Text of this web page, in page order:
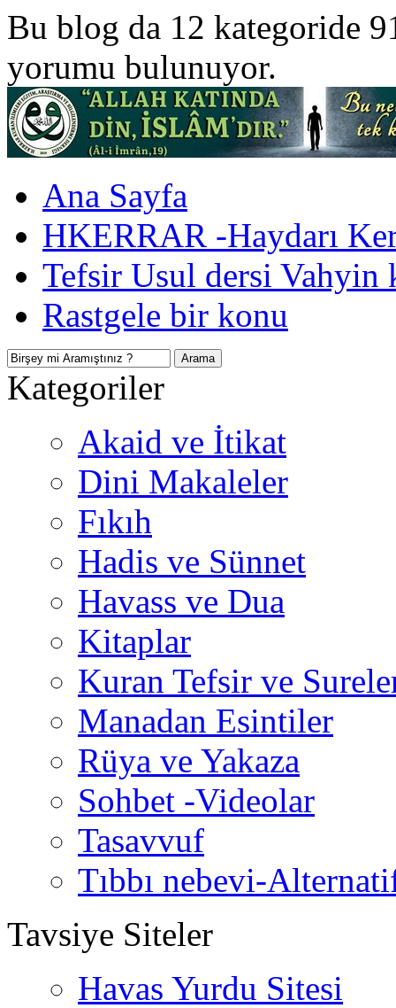
Bu blog da 12 kategoride
yorumu bulunuyor.
Ana Sayfa
HKERRAR -Haydarı
Tefsir Usul dersi Vahyin
Rastgele bir konu
Kategoriler
Akaid ve İtikat
Dini Makaleler
Fıkıh
Hadis ve Sünnet
Havass ve Dua
Kitaplar
Kuran Tefsir ve
Manadan Esintiler
Rüya ve Yakaza
Sohbet -Videolar
Tasavvuf
Tıbbı nebevi-
Tavsiye Siteler
Havas Yurdu Sitesi